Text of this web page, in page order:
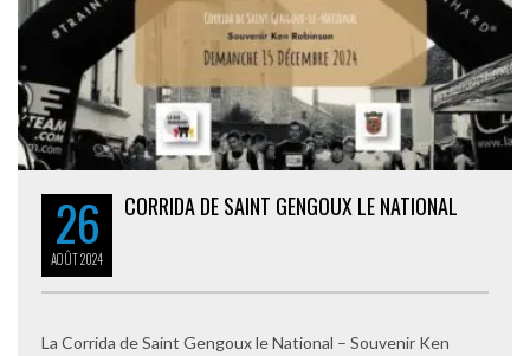
26
AOÛT2024
CORRIDA DE SAINT GENGOUX LE NATIONAL
La Corrida de Saint Gengoux le National – Souvenir Ken